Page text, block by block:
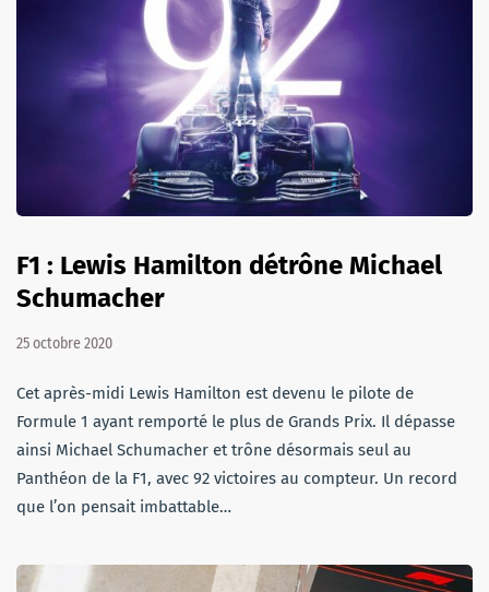
F1 : Lewis Hamilton détrône Michael
Schumacher
25 octobre 2020
Cet après-midi Lewis Hamilton est devenu le pilote de
Formule 1 ayant remporté le plus de Grands Prix. Il dépasse
ainsi Michael Schumacher et trône désormais seul au
Panthéon de la F1, avec 92 victoires au compteur. Un record
que l’on pensait imbattable…